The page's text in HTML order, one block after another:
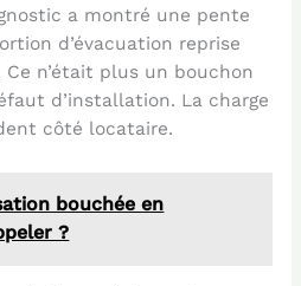
a montré une pente
d’évacuation reprise
Ce n’était plus un bouchon
d’installation. La charge
côté locataire.
bouchée en
?